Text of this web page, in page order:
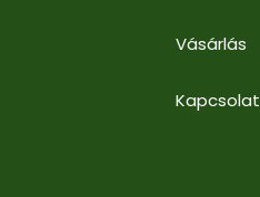
Vásárlás
Kapcsolat